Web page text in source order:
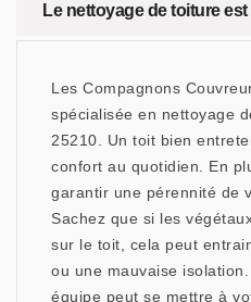
Le nettoyage de toiture
Les Compagnons
spécialisée en nettoyage
25210. Un toit bien
confort au quotidien. En
garantir une pérennité de
Sachez que si les
sur le toit, cela peut
ou une mauvaise
équipe peut se mettre à